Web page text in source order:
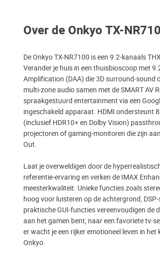
Over de Onkyo TX-
De Onkyo TX-NR7100 is een 9.2-kanaals
Verander je huis in een thuisbioscoop met
Amplification (DAA) die 3D surround-sound
multi-zone audio samen met de SMART AV
spraakgestuurd entertainment via een
ingeschakeld apparaat. HDMI ondersteunt
(inclusief HDR10+ en Dolby Vision)
projectoren of gaming-monitoren die zijn
Out.
Laat je overweldigen door de
referentie-ervaring en verken de IMAX
meesterkwaliteit. Unieke functies zoals
hoog voor luisteren op de achtergrond,
praktische GUI-functies vereenvoudigen de
aan het gamen bent, naar een favoriete tv-
er wacht je een rijker emotioneel leven in het
Onkyo.